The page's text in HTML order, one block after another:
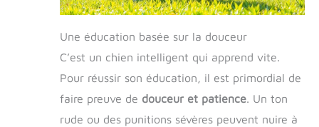
Une éducation basée sur la douceur
C’est un chien intelligent qui apprend vite.
Pour réussir son éducation, il est primordial de
faire preuve de douceur et patience. Un ton
rude ou des punitions sévères peuvent nuire à